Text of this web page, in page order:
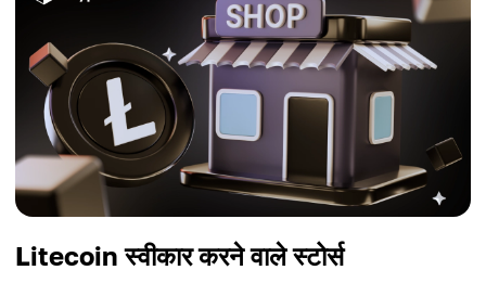
Litecoin स्वीकार करने वाले स्टोर्स